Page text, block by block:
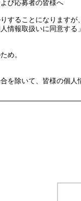
び応募者の皆様へ
することになります
情報取扱いに同意す
め。
を除いて、皆様の個